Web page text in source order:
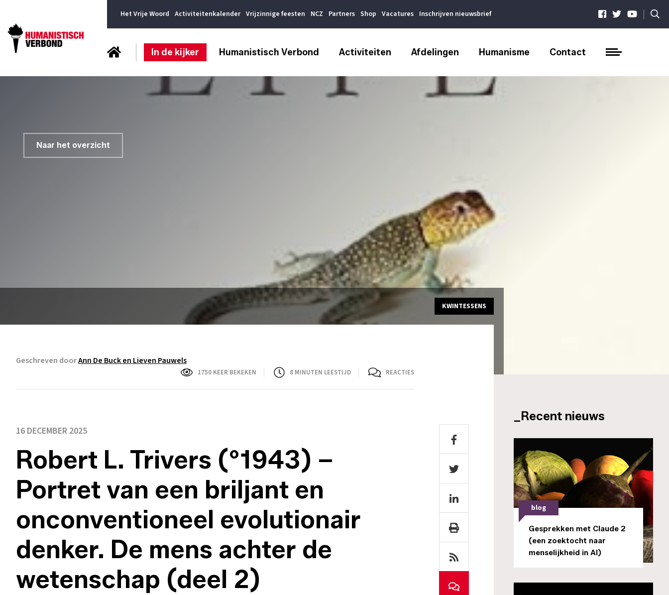
Het Vrije Woord Activiteitenkalender Vrijzinnige feesten NCZ Partners Shop Vacatures Inschrijven nieuwsbrief |
In de kijker Humanistisch Verbond Activiteiten Afdelingen Humanisme Contact
Naar het overzicht
KWINTESSENS
Geschreven doorAnn De Buck en Lieven Pauwels
1750 KEER BEKEKEN 8 MINUTEN LEESTIJD REACTIES
16 DECEMBER 2025
Robert L. Trivers (°1943) –
Portret van een briljant en
onconventioneel evolutionair
denker. De mens achter de
wetenschap (deel 2)
_Recent nieuws
blog
Gesprekken met Claude 2
(een zoektocht naar
menselijkheid in AI)